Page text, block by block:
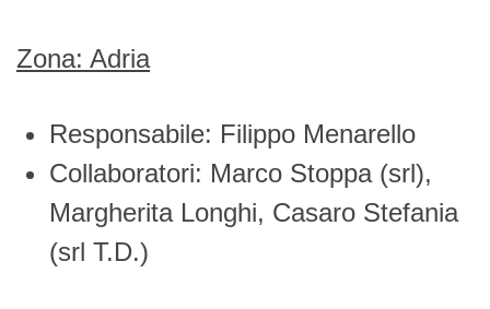
Zona: Adria
Responsabile: Filippo Menarello
Collaboratori: Marco Stoppa (srl),
Margherita Longhi, Casaro Stefania
(srl T.D.)